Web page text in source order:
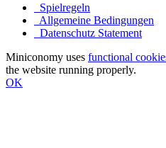
Spielregeln
Allgemeine Bedingungen
Datenschutz Statement
Miniconomy uses functional
the website running properly.
OK